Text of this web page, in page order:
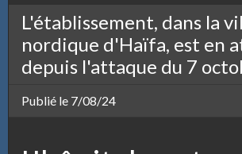
L'établissement, dans la
nordique d'Haïfa, est en
depuis l'attaque du 7
Publié le 7/08/24